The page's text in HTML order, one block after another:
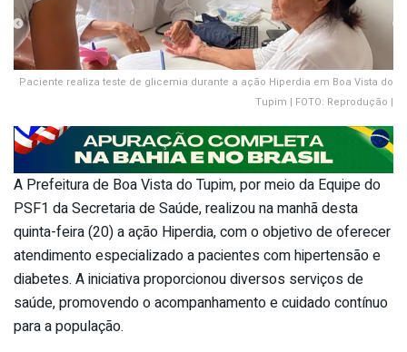
Paciente realiza teste de glicemia durante a ação Hiperdia em Boa Vista do
Tupim | FOTO: Reprodução |
A Prefeitura de Boa Vista do Tupim, por meio da Equipe do
PSF1 da Secretaria de Saúde, realizou na manhã desta
quinta-feira (20) a ação Hiperdia, com o objetivo de oferecer
atendimento especializado a pacientes com hipertensão e
diabetes. A iniciativa proporcionou diversos serviços de
saúde, promovendo o acompanhamento e cuidado contínuo
para a população.